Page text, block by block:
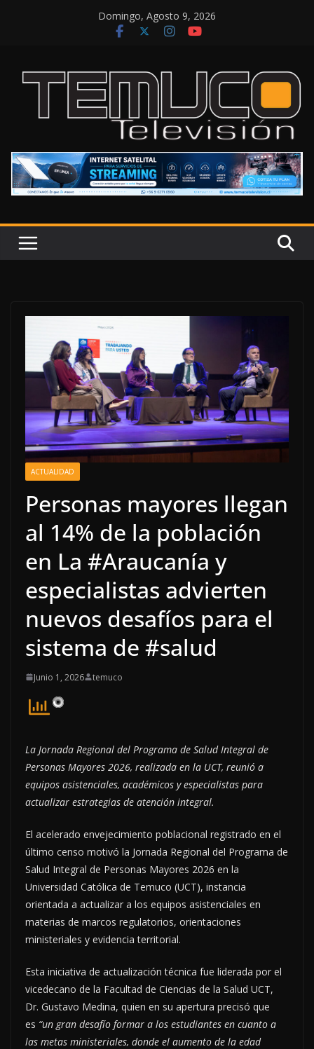
Domingo, Agosto 9, 2026
ACTUALIDAD
Personas mayores llegan
al 14% de la población
en La #Araucanía y
especialistas advierten
nuevos desafíos para el
sistema de #salud
Junio 1, 2026 temuco
La Jornada Regional del Programa de Salud Integral de
Personas Mayores 2026, realizada en la UCT, reunió a
equipos asistenciales, académicos y especialistas para
actualizar estrategias de atención integral.
El acelerado envejecimiento poblacional registrado en el
último censo motivó la Jornada Regional del Programa de
Salud Integral de Personas Mayores 2026 en la
Universidad Católica de Temuco (UCT), instancia
orientada a actualizar a los equipos asistenciales en
materias de marcos regulatorios, orientaciones
ministeriales y evidencia territorial.
Esta iniciativa de actualización técnica fue liderada por el
vicedecano de la Facultad de Ciencias de la Salud UCT,
Dr. Gustavo Medina, quien en su apertura precisó que
es “un gran desafío formar a los estudiantes en cuanto a
las metas ministeriales, donde el aumento de la edad